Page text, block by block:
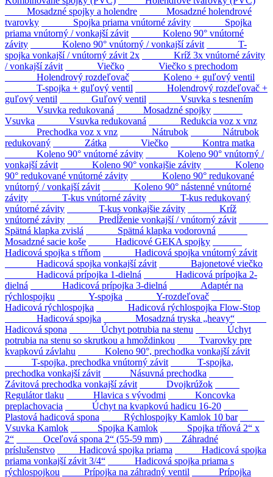
Mosadzné spojky a holendre
Mosadzné holendrové
tvarovky
Spojka priama vnútorné závity
Spojka
priama vnútorný / vonkajší závit
Koleno 90° vnútorné
závity
Koleno 90° vnútorný / vonkajší závit
T-
spojka vonkajší / vnútorný závit 2x
Kríž 3x vnútorné závity
/ vonkajší závit
Viečko
Viečko s prechodom
Holendrový rozdeľovač
Koleno + guľový ventil
T-spojka + guľový ventil
Holendrový rozdeľovač +
guľový ventil
Guľový ventil
Vsuvka s tesnením
Vsuvka redukovaná
Mosadzné spojky
Vsuvka
Vsuvka redukovaná
Redukcia voz x vnz
Prechodka voz x vnz
Nátrubok
Nátrubok
redukovaný
Zátka Viečko
Kontra matka
Koleno 90° vnútorné závity
Koleno 90° vnútorný /
vonkajší závit
Koleno 90° vonkajšie závity
Koleno
90° redukované vnútorné závity
Koleno 90° redukované
vnútorný / vonkajší závit
Koleno 90° nástenné vnútorné
závity
T-kus vnútorné závity
T-kus redukovaný
vnútorné závity
T-kus vonkajšie závity
Kríž
vnútorné závity
Predĺženie vonkajší / vnútorný závit
Spätná klapka zvislá
Spätná klapka vodorovná
Mosadzné sacie koše
Hadicové GEKA spojky
Hadicová spojka s tŕňom
Hadicová spojka vnútorný závit
Hadicová spojka vonkajší závit
Bajonetové viečko
Hadicová prípojka 1-dielná
Hadicová prípojka 2-
dielná
Hadicová prípojka 3-dielná
Adaptér na
rýchlospojku
Y-spojka
Y-rozdeľovač
Hadicová rýchlospojka
Hadicová rýchlospojka Flow-Stop
Hadicová spojka
Mosadzná tryska „heavy“
Hadicová spona
Úchyt potrubia na stenu
Úchyt
potrubia na stenu so skrutkou a hmoždinkou
Tvarovky pre
kvapkovú závlahu
Koleno 90°, prechodka vonkajší závit
T-spojka, prechodka vnútorný závit
T-spojka,
prechodka vonkajší závit
Násuvná prechodka
Závitová prechodka vonkajší závit
Dvojkrúžok
Regulátor tlaku
Hlavica s vývodmi
Koncovka
preplachovacia
Úchyt na kvapkovú hadicu 16-20
Plastová hadicová spona
Rýchlospojky Kamlok 10 bar
Vsuvka Kamlok
Spojka Kamlok
Spojka tŕňová 2“ x
2“
Oceľová spona 2“ (55-59 mm)
Záhradné
príslušenstvo
Hadicová spojka priama
Hadicová spojka
priama vonkajší závit 3/4“
Hadicová spojka priama s
rýchlospojkou
Prípojka na záhradný ventil Prípojka